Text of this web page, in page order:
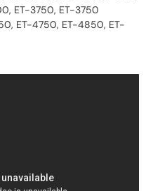
ET-3750, ET-3750
ET-4750, ET-4850, ET-